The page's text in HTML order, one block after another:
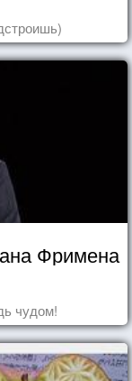
Фримена
чудом!